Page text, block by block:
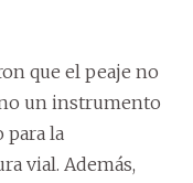
que el peaje no
un instrumento
para la
vial. Además,